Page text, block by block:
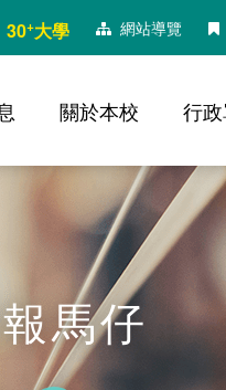
30+大學 網站導覽
關於本校 行
馬仔